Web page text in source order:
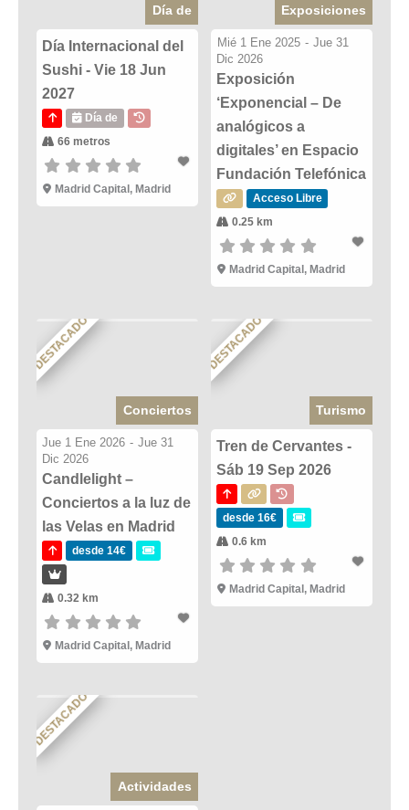
Día de
Día Internacional del
Sushi - Vie 18 Jun
2027
Día de
66 metros
Madrid Capital, Madrid
Exposiciones
Mié 1 Ene 2025 - Jue 31
Dic 2026
Exposición
‘Exponencial – De
analógicos a
digitales’ en Espacio
Fundación Telefónica
Acceso Libre
0.25 km
Madrid Capital, Madrid
DESTACADO
Conciertos
Jue 1 Ene 2026 - Jue 31
Dic 2026
Candlelight –
Conciertos a la luz de
las Velas en Madrid
desde 14€
0.32 km
Madrid Capital, Madrid
DESTACADO
Turismo
Tren de Cervantes -
Sáb 19 Sep 2026
desde 16€
0.6 km
Madrid Capital, Madrid
DESTACADO
Actividades